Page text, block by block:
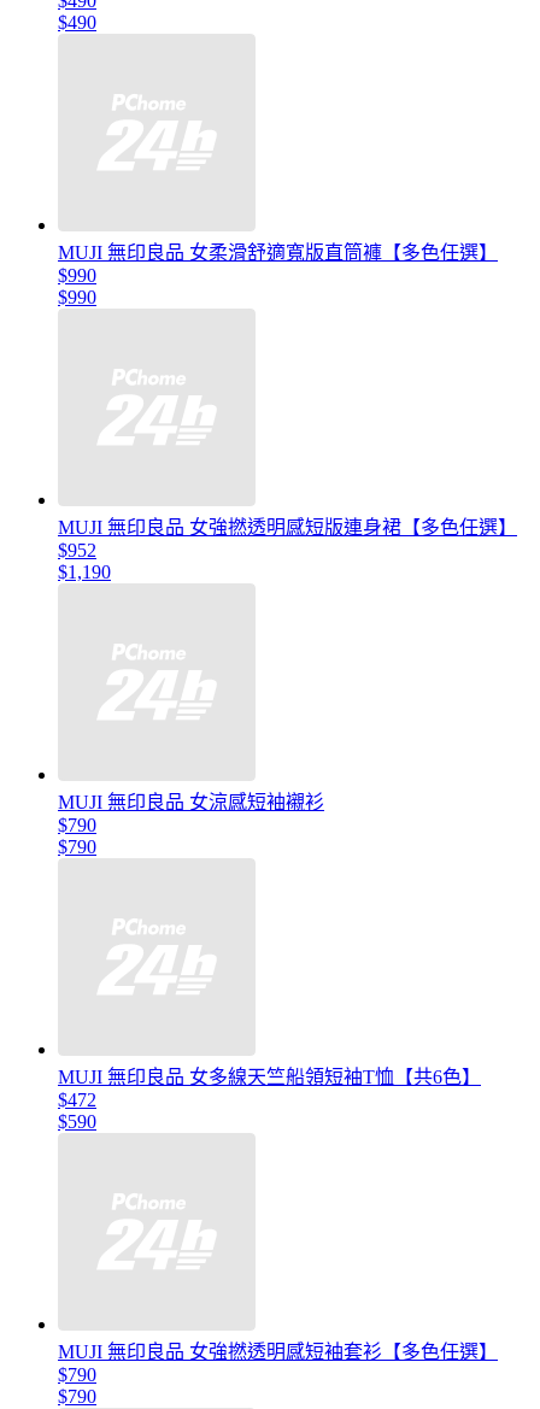
$490
MUJI 無印良品 女柔滑舒適寬版直筒褲【多色任選】
$990
$990
MUJI 無印良品 女強撚透明感短版連身裙【多色任選】
$952
$1,190
MUJI 無印良品 女涼感短袖襯衫
$790
$790
MUJI 無印良品 女多線天竺船領短袖T恤【共6色】
$472
$590
MUJI 無印良品 女強撚透明感短袖套衫【多色任選】
$790
$790